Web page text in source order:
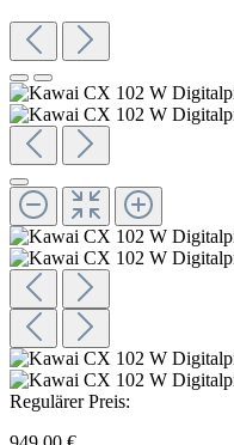
Regulärer Preis: